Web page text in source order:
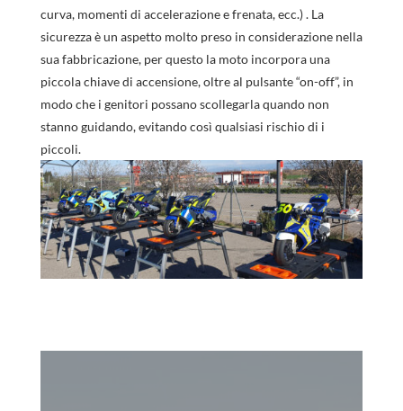
curva, momenti di accelerazione e frenata, ecc.) . La
sicurezza è un aspetto molto preso in considerazione nella
sua fabbricazione, per questo la moto incorpora una
piccola chiave di accensione, oltre al pulsante “on-off”, in
modo che i genitori possano scollegarla quando non
stanno guidando, evitando così qualsiasi rischio di i
piccoli.